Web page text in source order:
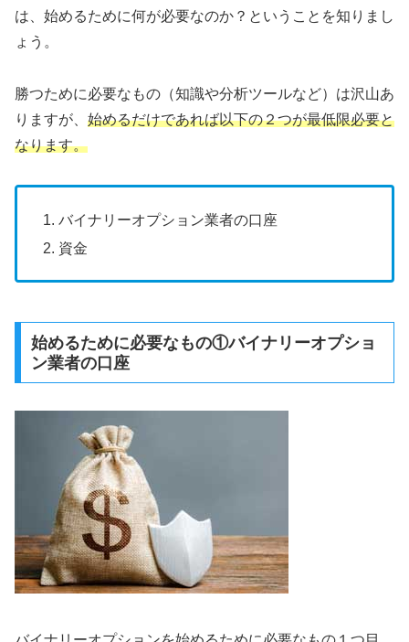
は、始めるために何が必要なのか？ということを知りまし
ょう。
勝つために必要なもの（知識や分析ツールなど）は沢山あ
りますが、 始めるだけであれば以下の２つが最低限必要と
なります。
バイナリーオプション業者の口座
資金
始めるために必要なもの①バイナリーオプショ
ン業者の口座